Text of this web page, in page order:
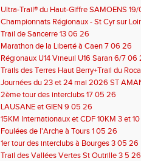
Ultra-Trail® du Haut-Giffre SAMOENS
Championnats Régionaux - St Cyr sur
Saran 13/14 06 26
Trail de Sancerre 13 06 26
Marathon de la Liberté à Caen 7 06 26
Régionaux U14 Vineuil U16 Saran 6/7 06
Trails des Terres Haut Berry+Trail du
du Berry 30/31 05 2026
Journées du 23 et 24 mai 2026 ST
2ème tour des interclubs 17 05 26
LAUSANE et GIEN 9 05 26
15KM Internationaux et CDF 10KM 3 et
Foulées de l'Arche à Tours 1 05 26
1er tour des interclubs à Bourges 3 05 26
Trail des Vallées Vertes St Outrille 3 5 26